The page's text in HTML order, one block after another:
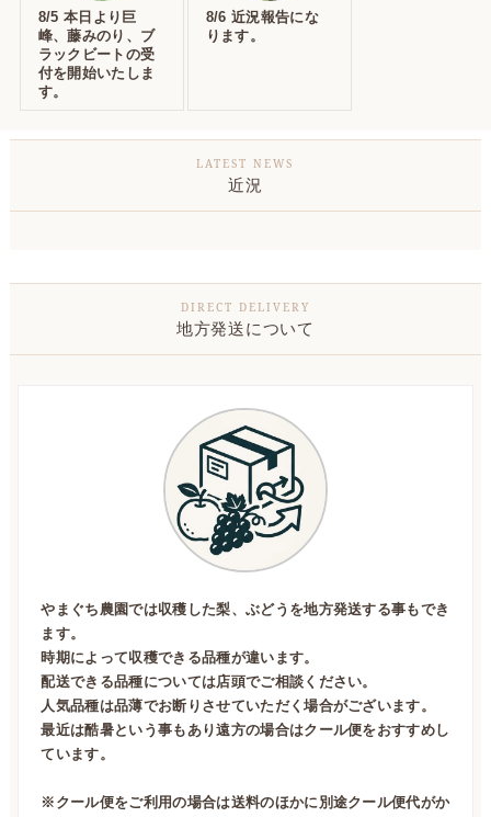
8/5 本日より巨
峰、藤みのり、ブ
ラックビートの受
付を開始いたしま
す。
8/6 近況報告にな
ります。
近況
地方発送について
やまぐち農園では収穫した梨、ぶどうを地方発送する事もでき
ます。
時期によって収穫できる品種が違います。
配送できる品種については店頭でご相談ください。
人気品種は品薄でお断りさせていただく場合がございます。
最近は酷暑という事もあり遠方の場合はクール便をおすすめし
ています。
※クール便をご利用の場合は送料のほかに別途クール便代がか